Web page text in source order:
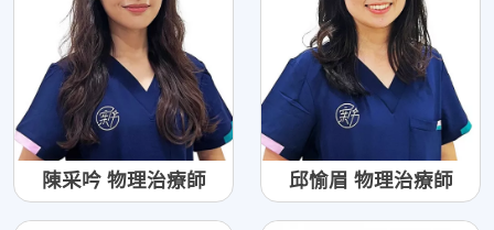
陳采吟 物理治療師 邱愉眉 物理治療師